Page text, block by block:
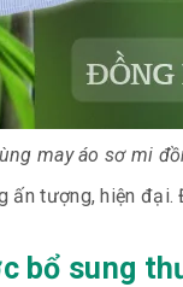
may áo sơ mi
tượng, hiện đại.
bổ sung